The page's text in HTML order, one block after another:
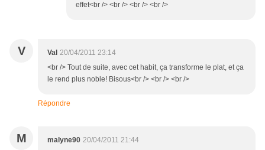
effet<br /> <br /> <br /> <br />
V Val 20/04/2011 23:14
<br /> Tout de suite, avec cet habit, ça transforme le plat, et ça
le rend plus noble! Bisous<br /> <br /> <br />
Répondre
M malyne90 20/04/2011 21:44